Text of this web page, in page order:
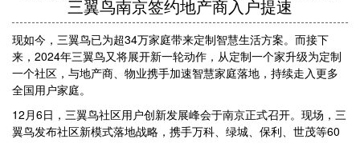
三翼鸟南京签约地产商入户提速
现如今，三翼鸟已为超34万家庭带来定制智慧生活方案。而接下
来，2024年三翼鸟又将展开新一轮动作，从定制一个家升级为定制
一个社区，与地产商、物业携手加速智慧家庭落地，持续走入更多
全国用户家庭。
12月6日，三翼鸟社区用户创新发展峰会于南京正式召开。现场，三
翼鸟发布社区新模式落地战略，携手万科、绿城、保利、世茂等60